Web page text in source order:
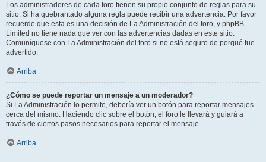
Los administradores de cada foro tienen su propio conjunto de reglas para su
sitio. Si ha quebrantado alguna regla puede recibir una advertencia. Por favor
recuerde que esta es una decisión de La Administración del foro, y phpBB
Limited no tiene nada que ver con las advertencias dadas en este sitio.
Comuníquese con La Administración del foro si no está seguro de porqué fue
advertido.
Arriba
¿Cómo se puede reportar un mensaje a un moderador?
Si La Administración lo permite, debería ver un botón para reportar mensajes
cerca del mismo. Haciendo clic sobre el botón, el foro le llevará y guiará a
través de ciertos pasos necesarios para reportar el mensaje.
Arriba